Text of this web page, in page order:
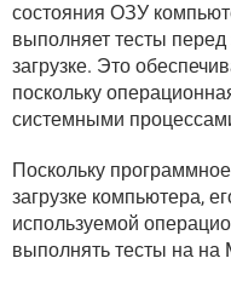
состояния ОЗУ
выполняет тесты перед
загрузке. Это
поскольку
системными
Поскольку
загрузке компьютера,
используемой
выполнять тесты на на